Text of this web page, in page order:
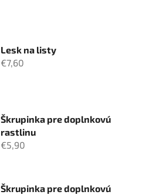
Lesk na listy
€7,60
Škrupinka pre doplnkovú
rastlinu
€5,90
Škrupinka pre doplnkovú